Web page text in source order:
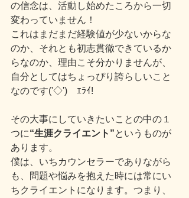
の信念は、活動し始めたころから一切
変わっていません！
これはまだまだ経験値が少ないからな
のか、それとも初志貫徹できているか
らなのか、理由こそ分かりませんが、
自分としてはちょっぴり誇らしいこと
なのです('◇')ゞｴﾗｲ!
その大事にしていきたいことの中の１
つに“生涯クライエント”というものが
あります。
僕は、いちカウンセラーでありながら
も、問題や悩みを抱えた時には常にい
ちクライエントになります。つまり、